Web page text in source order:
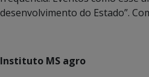
desenvolvimento do Estado”.
Instituto MS agro